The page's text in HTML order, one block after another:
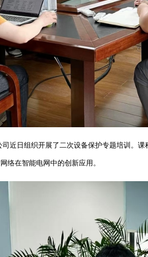
日组织开展了二次设备保护专题培训。课
络在智能电网中的创新应用。